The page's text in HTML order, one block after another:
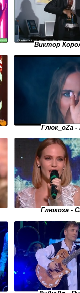
Виктор
Глюк_оZа
Глюкоза -